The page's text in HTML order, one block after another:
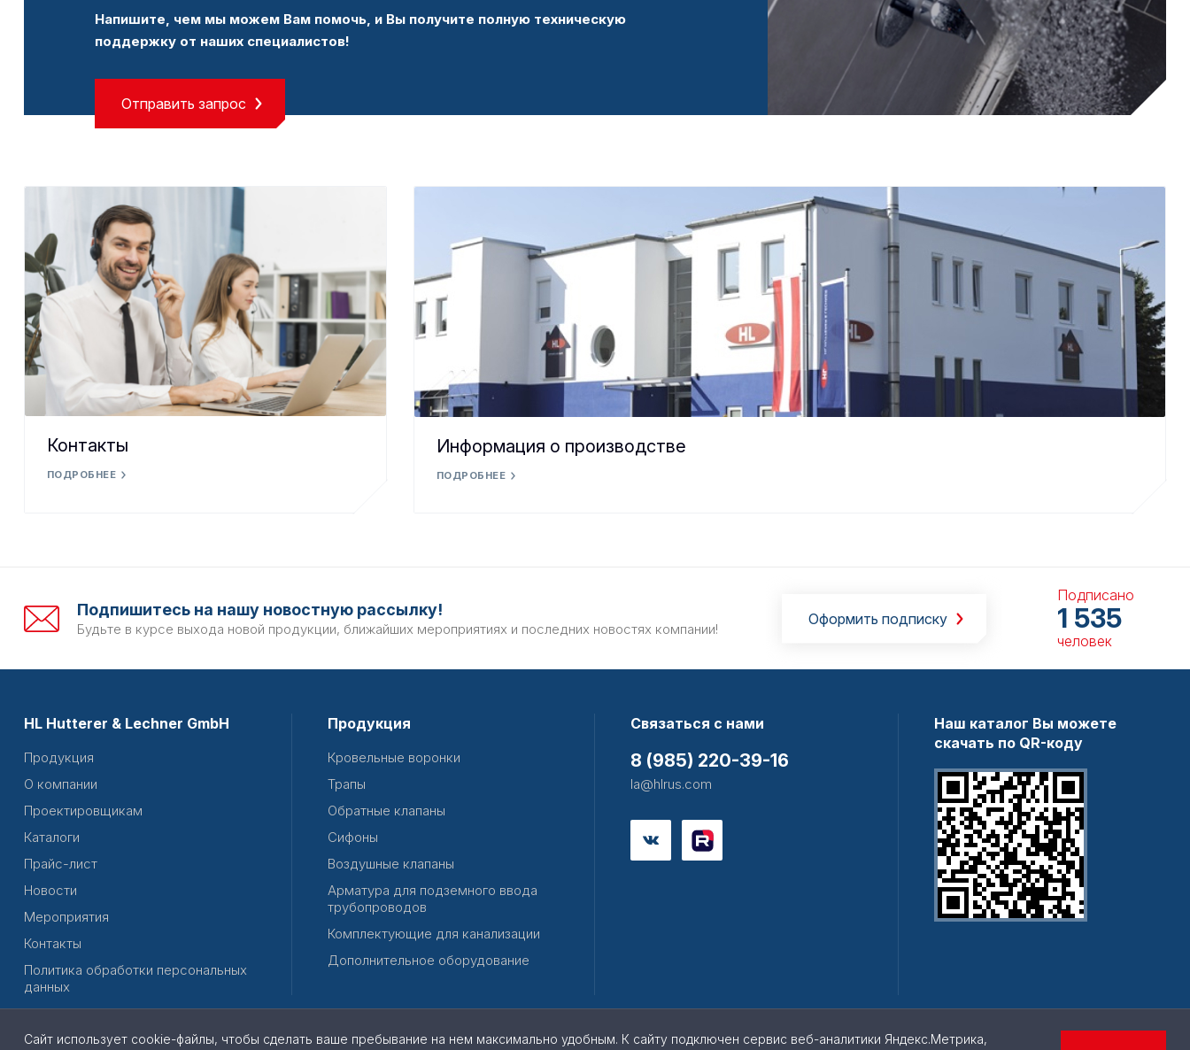
Напишите, чем мы можем Вам помочь, и Вы получите полную техническую
поддержку от наших специалистов!
Отправить запрос
Контакты
ПОДРОБНЕЕ
Информация о производстве
ПОДРОБНЕЕ
Подпишитесь на нашу новостную рассылку!
Будьте в курсе выхода новой продукции, ближайших мероприятиях и последних новостях компании!
Оформить подписку
Подписано
1 535
человек
HL Hutterer & Lechner GmbH
Продукция
О компании
Проектировщикам
Каталоги
Прайс-лист
Новости
Мероприятия
Контакты
Политика обработки персональных
данных
Продукция
Кровельные воронки
Трапы
Обратные клапаны
Сифоны
Воздушные клапаны
Арматура для подземного ввода
трубопроводов
Комплектующие для канализации
Дополнительное оборудование
Связаться с нами
8 (985) 220-39-16
la@hlrus.com
Наш каталог Вы можете
скачать по QR-коду
Сайт использует cookie-файлы, чтобы сделать ваше пребывание на нем максимально удобным. К cайту подключен сервис веб-аналитики Яндекс.Метрика,